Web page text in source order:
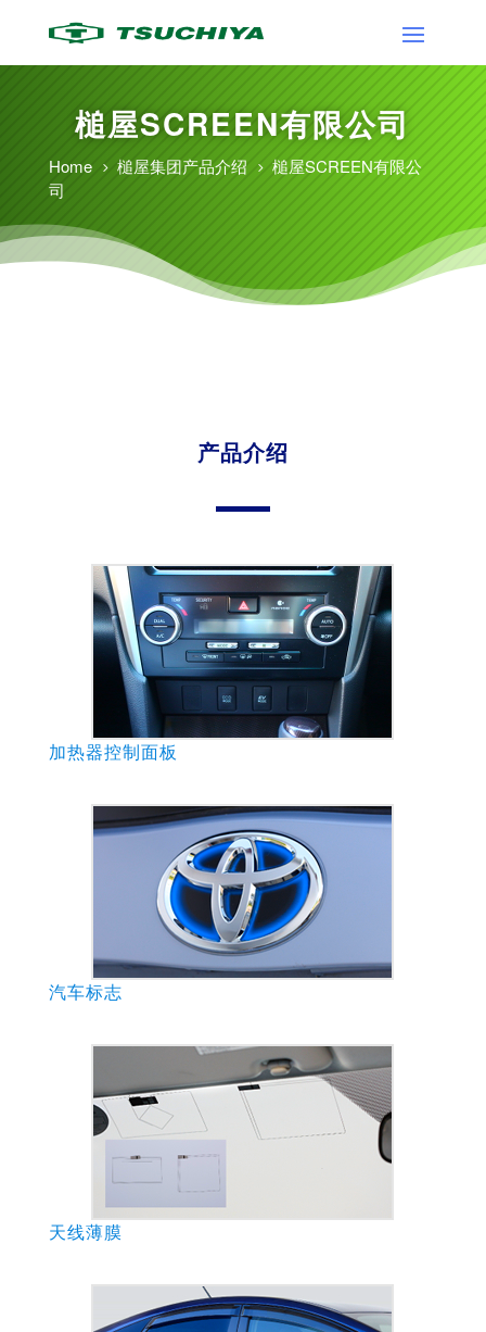
槌屋SCREEN有限公司
Home 5 槌屋集团产品介绍 5 槌屋SCREEN有限公
司
产品介绍
加热器控制面板
汽车标志
天线薄膜